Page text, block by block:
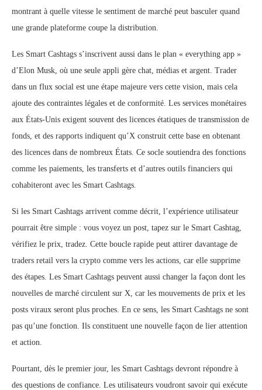
montrant à quelle vitesse le sentiment de marché peut basculer quand
une grande plateforme coupe la distribution.
Les Smart Cashtags s’inscrivent aussi dans le plan « everything app »
d’Elon Musk, où une seule appli gère chat, médias et argent. Trader
dans un flux social est une étape majeure vers cette vision, mais cela
ajoute des contraintes légales et de conformité. Les services monétaires
aux États-Unis exigent souvent des licences étatiques de transmission de
fonds, et des rapports indiquent qu’X construit cette base en obtenant
des licences dans de nombreux États. Ce socle soutiendra des fonctions
comme les paiements, les transferts et d’autres outils financiers qui
cohabiteront avec les Smart Cashtags.
Si les Smart Cashtags arrivent comme décrit, l’expérience utilisateur
pourrait être simple : vous voyez un post, tapez sur le Smart Cashtag,
vérifiez le prix, tradez. Cette boucle rapide peut attirer davantage de
traders retail vers la crypto comme vers les actions, car elle supprime
des étapes. Les Smart Cashtags peuvent aussi changer la façon dont les
nouvelles de marché circulent sur X, car les mouvements de prix et les
posts viraux seront plus proches. En ce sens, les Smart Cashtags ne sont
pas qu’une fonction. Ils constituent une nouvelle façon de lier attention
et action.
Pourtant, dès le premier jour, les Smart Cashtags devront répondre à
des questions de confiance. Les utilisateurs voudront savoir qui exécute